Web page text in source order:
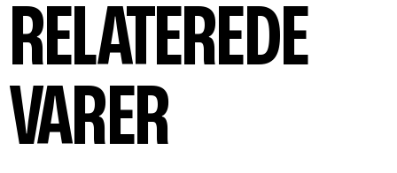
RELATEREDE
VARER